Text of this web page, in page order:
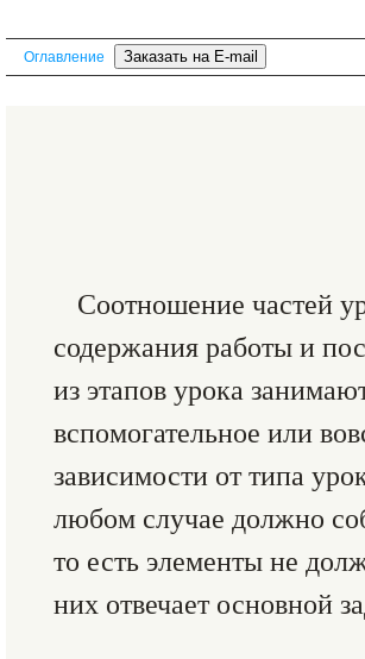
Оглавление
Соотношение частей
содержания работы и
из этапов урока
вспомогательное или
зависимости от типа
любом случае должно
то есть элементы не
них отвечает основной